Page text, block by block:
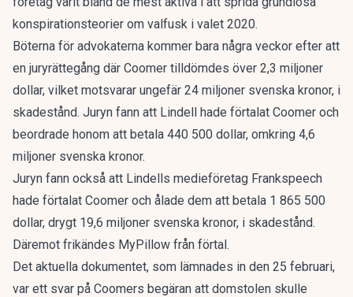
konspirationsteorier om valfusk i valet 2020.
Böterna för advokaterna kommer bara några veckor efter att
en juryrättegång där Coomer tilldömdes över 2,3 miljoner
dollar, vilket motsvarar ungefär 24 miljoner svenska kronor, i
skadestånd. Juryn fann att Lindell hade förtalat Coomer och
beordrade honom att betala 440 500 dollar, omkring 4,6
miljoner svenska kronor.
Juryn fann också att Lindells medieföretag Frankspeech
hade förtalat Coomer och ålade dem att betala 1 865 500
dollar, drygt 19,6 miljoner svenska kronor, i skadestånd.
Däremot frikändes MyPillow från förtal.
Det aktuella dokumentet, som lämnades in den 25 februari,
var ett svar på Coomers begäran att domstolen skulle